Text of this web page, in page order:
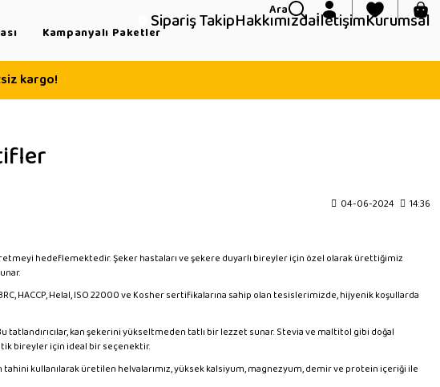
Kampanyalı PaketlerSipariş TakipHakkımızdaİletişimKurumsal
Ara
kargo!
04-06-2024 14:36
hedeflemektedir. Şeker hastaları ve şekere duyarlı bireyler için özel olarak ürettiğimiz
HACCP, Helal, ISO 22000 ve Kosher sertifikalarına sahip olan tesislerimizde, hijyenik koşullarda
tatlandırıcılar, kan şekerini yükseltmeden tatlı bir lezzet sunar. Stevia ve maltitol gibi doğal
bireyler için ideal bir seçenektir.
kullanılarak üretilen helvalarımız, yüksek kalsiyum, magnezyum, demir ve protein içeriği ile